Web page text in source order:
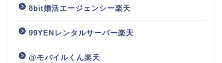
8bit婚活エージェンシー楽天
99YENレンタルサーバー楽天
@モバイルくん楽天